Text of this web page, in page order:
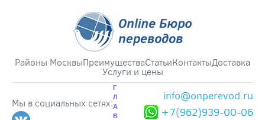
Районы МосквыПреимуществаСтатьиКонтактыДоставка
Услуги и цены
Мы в социальных сетях:
info@onperevod.ru
+7(962)939-00-06
Г
Л
А
В